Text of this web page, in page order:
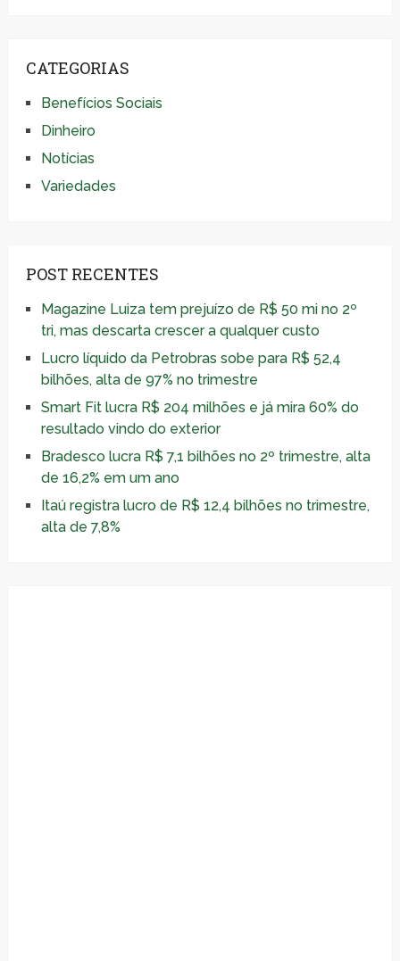
CATEGORIAS
Benefícios Sociais
Dinheiro
Notícias
Variedades
POST RECENTES
Magazine Luiza tem prejuízo de R$ 50 mi no 2º
tri, mas descarta crescer a qualquer custo
Lucro líquido da Petrobras sobe para R$ 52,4
bilhões, alta de 97% no trimestre
Smart Fit lucra R$ 204 milhões e já mira 60% do
resultado vindo do exterior
Bradesco lucra R$ 7,1 bilhões no 2º trimestre, alta
de 16,2% em um ano
Itaú registra lucro de R$ 12,4 bilhões no trimestre,
alta de 7,8%